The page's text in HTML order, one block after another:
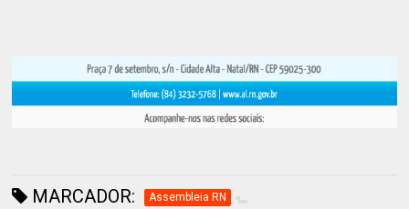
MARCADOR: Assembleia RN